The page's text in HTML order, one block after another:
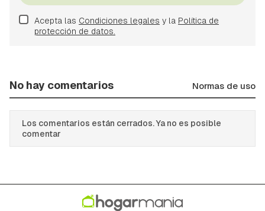
Acepta las Condiciones legales y la Política de
protección de datos.
No hay comentarios Normas de uso
Los comentarios están cerrados. Ya no es posible
comentar